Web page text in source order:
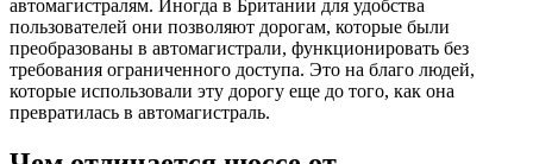
автомагистралям. Иногда в Британии для удобства
пользователей они позволяют дорогам, которые были
преобразованы в автомагистрали, функционировать без
требования ограниченного доступа. Это на благо людей,
которые использовали эту дорогу еще до того, как она
превратилась в автомагистраль.